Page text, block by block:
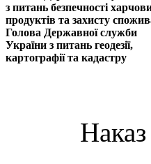
з питань безпечності
продуктів та захисту
Голова Державної служби
України з питань геодезії,
картографії та кадастру
Наказ